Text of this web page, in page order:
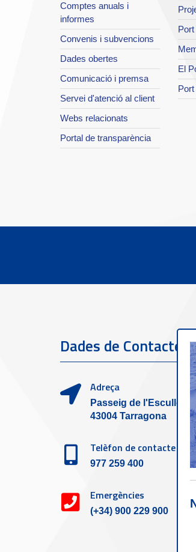
Comptes anuals i
informes
Convenis i subvencions
Dades obertes
Comunicació i premsa
Servei d'atenció al client
Webs relacionats
Portal de transparència
El
Dades de Contacte
Adreça
Passeig de l'Escullera
43004 Tarragona
Telèfon de contacte
977 259 400
Emergències
(+34) 900 229 900